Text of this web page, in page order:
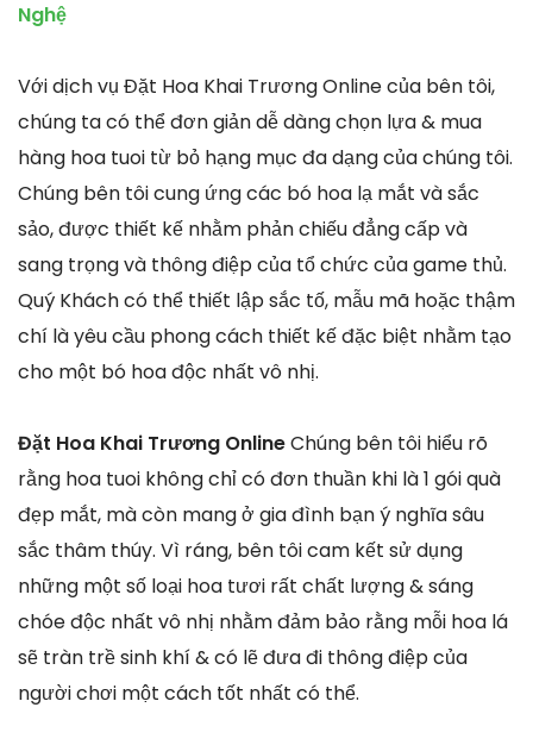
Nghệ
Với dịch vụ Đặt Hoa Khai Trương Online của bên tôi,
chúng ta có thể đơn giản dễ dàng chọn lựa & mua
hàng hoa tuoi từ bỏ hạng mục đa dạng của chúng tôi.
Chúng bên tôi cung ứng các bó hoa lạ mắt và sắc
sảo, được thiết kế nhằm phản chiếu đẳng cấp và
sang trọng và thông điệp của tổ chức của game thủ.
Quý Khách có thể thiết lập sắc tố, mẫu mã hoặc thậm
chí là yêu cầu phong cách thiết kế đặc biệt nhằm tạo
cho một bó hoa độc nhất vô nhị.
Đặt Hoa Khai Trương OnlineChúng bên tôi hiểu rõ
rằng hoa tuoi không chỉ có đơn thuần khi là 1 gói quà
đẹp mắt, mà còn mang ở gia đình bạn ý nghĩa sâu
sắc thâm thúy. Vì ráng, bên tôi cam kết sử dụng
những một số loại hoa tươi rất chất lượng & sáng
chóe độc nhất vô nhị nhằm đảm bảo rằng mỗi hoa lá
sẽ tràn trề sinh khí & có lẽ đưa đi thông điệp của
người chơi một cách tốt nhất có thể.